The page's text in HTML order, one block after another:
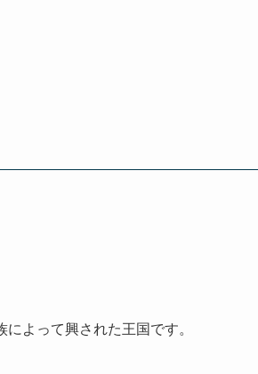
よって興された王国です。